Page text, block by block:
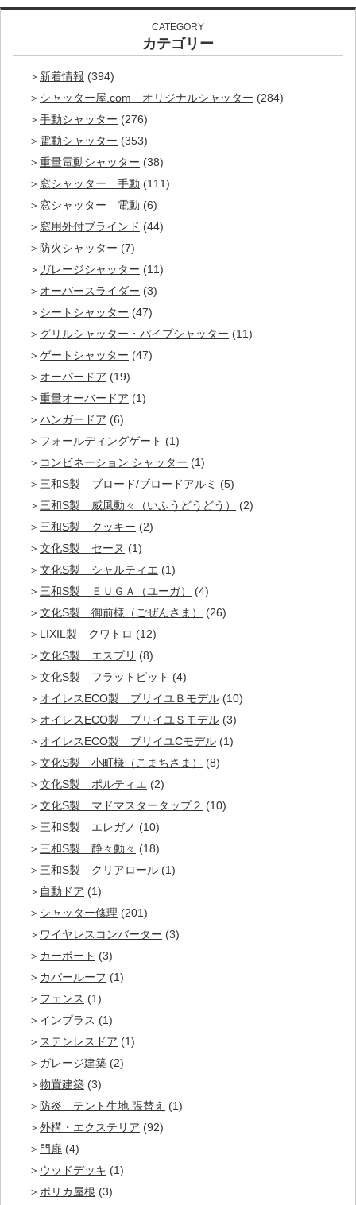
CATEGORY
カテゴリー
新着情報 (394)
シャッター屋.com オリジナルシャッター (284)
手動シャッター (276)
電動シャッター (353)
重量電動シャッター (38)
窓シャッター 手動 (111)
窓シャッター 電動 (6)
窓用外付ブラインド (44)
防火シャッター (7)
ガレージシャッター (11)
オーバースライダー (3)
シートシャッター (47)
グリルシャッター・パイプシャッター (11)
ゲートシャッター (47)
オーバードア (19)
重量オーバードア (1)
ハンガードア (6)
フォールディングゲート (1)
コンビネーション シャッター (1)
三和S製 ブロード/ブロードアルミ (5)
三和S製 威風動々（いふうどうどう）
(2)
三和S製 クッキー (2)
文化S製 セーヌ (1)
文化S製 シャルティエ (1)
三和S製 ＥＵＧＡ（ユーガ）
(4)
文化S製 御前様（ごぜんさま）
(26)
LIXIL製 クワトロ (12)
文化S製 エスプリ (8)
文化S製 フラットピット (4)
オイレスECO製 ブリイユＢモデル (10)
オイレスECO製 ブリイユＳモデル (3)
オイレスECO製 ブリイユCモデル (1)
文化S製 小町様（こまちさま）
(8)
文化S製 ポルティエ (2)
文化S製 マドマスタータップ２ (10)
三和S製 エレガノ (10)
三和S製 静々動々 (18)
三和S製 クリアロール (1)
自動ドア (1)
シャッター修理 (201)
ワイヤレスコンバーター (3)
カーポート (3)
カバールーフ (1)
フェンス (1)
インプラス (1)
ステンレスドア (1)
ガレージ建築 (2)
物置建築 (3)
防炎 テント生地 張替え (1)
外構・エクステリア (92)
門扉 (4)
ウッドデッキ (1)
ポリカ屋根 (3)